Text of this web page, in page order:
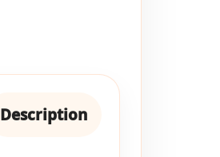
Description